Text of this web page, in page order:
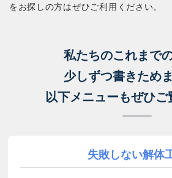
をお探しの方はぜひご利用ください。
私たちのこれまで
少しずつ書きためま
以下メニューもぜひご
失敗しない解体